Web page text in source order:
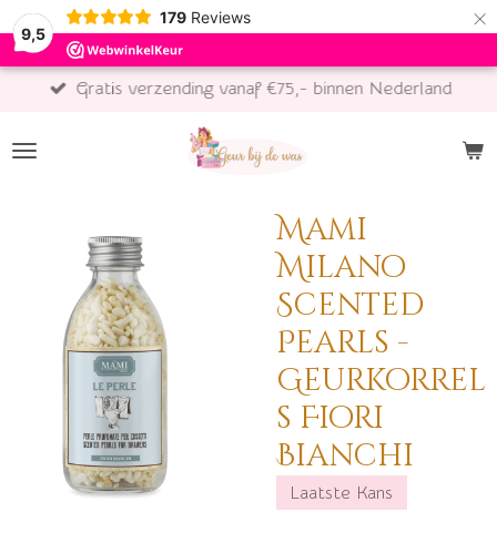
9,5
179 Reviews ×
Gratis verzending vanaf €75,- binnen Nederland
Mami
Milano
Scented
Pearls -
Geurkorrel
s Fiori
Bianchi
Laatste Kans